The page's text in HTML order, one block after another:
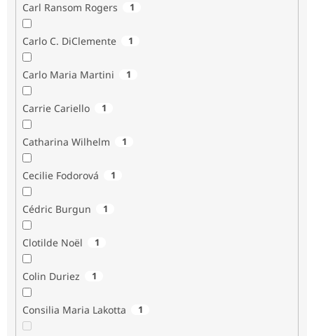
Carl Ransom Rogers 1
Carlo C. DiClemente 1
Carlo Maria Martini 1
Carrie Cariello 1
Catharina Wilhelm 1
Cecilie Fodorová 1
Cédric Burgun 1
Clotilde Noël 1
Colin Duriez 1
Consilia Maria Lakotta 1